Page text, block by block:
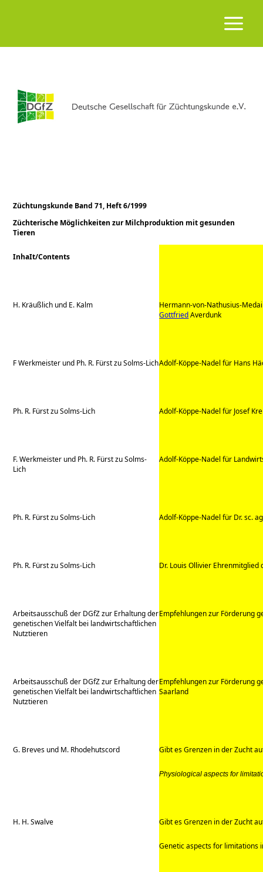
Züchtungskunde Band 71, Heft 6/1999
Züchterische Möglichkeiten zur Milchproduktion mit gesunden
Tieren
InhaIt/Contents
H. Kräußlich und E. Kalm
Hermann-von-Nathusius-
GottfriedAverdunk
F Werkmeister und Ph. R. Fürst zu Solms-LichAdolf-Köppe-Nadel für Hans
Ph. R. Fürst zu Solms-Lich Adolf-Köppe-Nadel für Josef
F. Werkmeister und Ph. R. Fürst zu Solms-
Lich
Adolf-Köppe-Nadel für
Ph. R. Fürst zu Solms-Lich Adolf-Köppe-Nadel für Dr. sc.
Ph. R. Fürst zu Solms-Lich Dr. Louis Ollivier
Arbeitsausschuß der DGfZ zur Erhaltung der
genetischen Vielfalt bei landwirtschaftlichen
Nutztieren
Empfehlungen zur Förderung
Arbeitsausschuß der DGfZ zur Erhaltung der
genetischen Vielfalt bei landwirtschaftlichen
Nutztieren
Empfehlungen zur Förderung
Saarland
G. Breves und M. Rhodehutscord Gibt es Grenzen in der Zucht
Physiological aspects for
H. H. Swalve Gibt es Grenzen in der Zucht
Genetic aspects for limitations